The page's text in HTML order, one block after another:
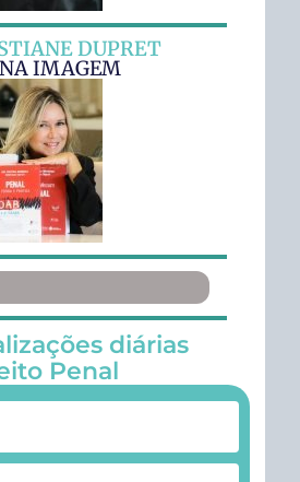
DUPRET
IMAGEM
diárias
Penal